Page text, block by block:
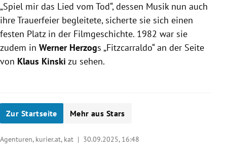
„Spiel mir das Lied vom Tod“, dessen Musik nun auch
ihre Trauerfeier begleitete, sicherte sie sich einen
festen Platz in der Filmgeschichte. 1982 war sie
zudem in Werner Herzogs „Fitzcarraldo“ an der Seite
von Klaus Kinski zu sehen.
Zur Startseite Mehr aus Stars
Agenturen, kurier.at, kat | 30.09.2025, 16:48